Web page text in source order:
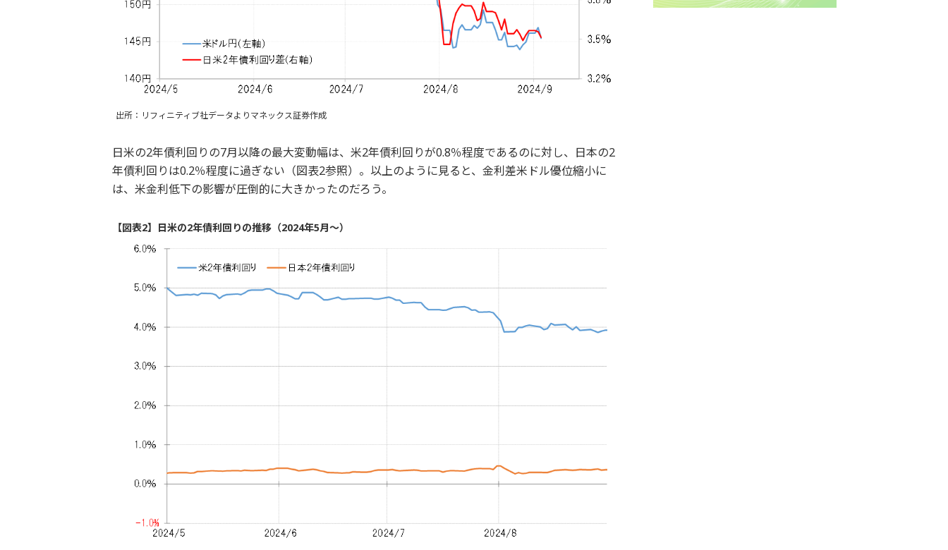
出所：リフィニティブ社データよりマネックス証券作成
日米の2年債利回りの7月以降の最大変動幅は、米2年債利回りが0.8％程度であるのに対し、日本の2
年債利回りは0.2％程度に過ぎない（図表2参照）。以上のように見ると、金利差米ドル優位縮小に
は、米金利低下の影響が圧倒的に大きかったのだろう。
【図表2】日米の2年債利回りの推移（2024年5月～）